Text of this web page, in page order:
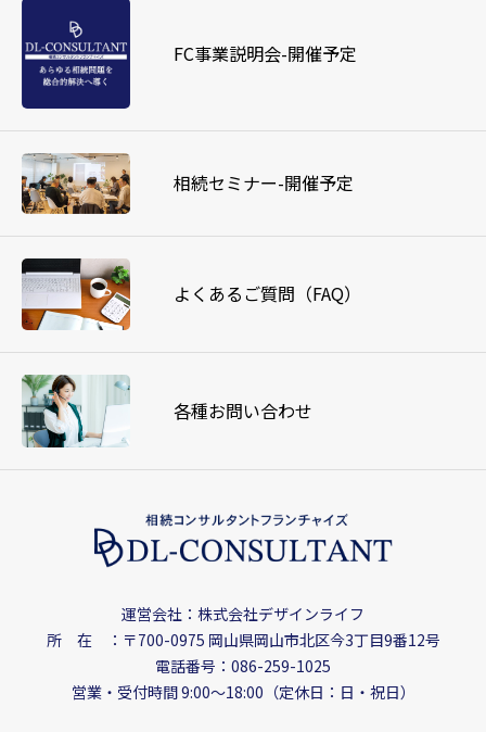
FC事業説明会-開催予定
相続セミナー-開催予定
よくあるご質問（FAQ）
各種お問い合わせ
運営会社：株式会社デザインライフ
所 在 ：〒700-0975 岡山県岡山市北区今3丁目9番12号
電話番号：086-259-1025
営業・受付時間 9:00〜18:00（定休日：日・祝日）